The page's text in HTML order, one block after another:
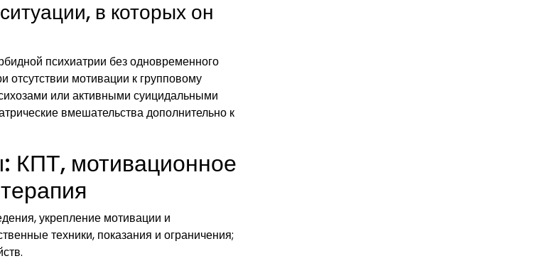
в которых он
психиатрии без одновременного
отсутствии мотивации к групповому
или активными суицидальными
вмешательства дополнительно к
КПТ, мотивационное
укрепление мотивации и
техники, показания и ограничения;